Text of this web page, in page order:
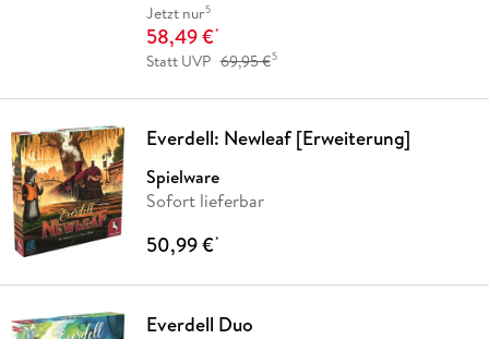
Jetzt nur5
58,49 €*
Statt UVP 69,95 €5
Everdell: Newleaf [Erweiterung]
Spielware
Sofort lieferbar
50,99 €*
Everdell Duo